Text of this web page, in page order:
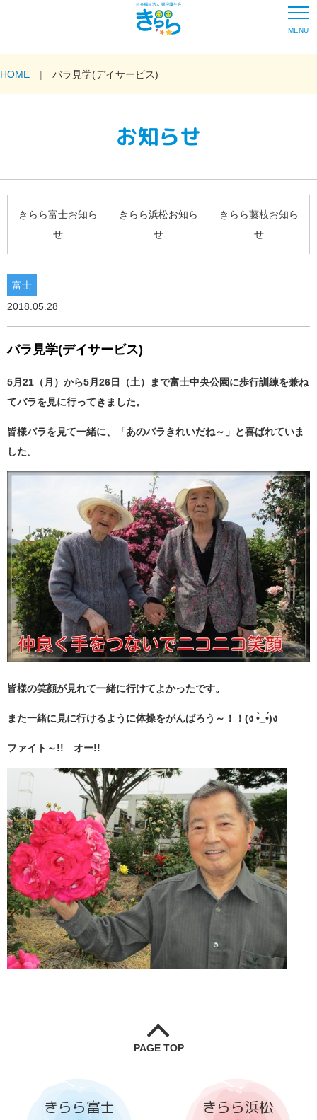
MENU
HOME バラ見学(デイサービス)
お知らせ
きらら富士お知ら
せ
きらら浜松お知ら
せ
きらら藤枝お知ら
せ
富士
2018.05.28
バラ見学(デイサービス)
5月21（月）から5月26日（土）まで富士中央公園に歩行訓練を兼ね
てバラを見に行ってきました。
皆様バラを見て一緒に、「あのバラきれいだね～」と喜ばれていま
した。
皆様の笑顔が見れて一緒に行けてよかったです。
また一緒に見に行けるように体操をがんばろう～！！ (ง •̀_•́)ง
ファイト～!! オー!!
PAGE TOP
きらら富士 きらら浜松